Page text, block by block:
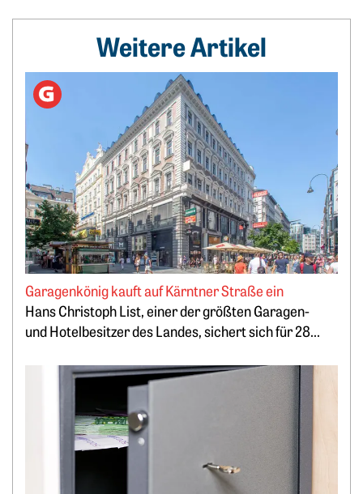
Weitere Artikel
Garagenkönig kauft auf Kärntner Straße ein
Hans Christoph List, einer der größten Garagen-
und Hotelbesitzer des Landes, sichert sich für 28...
Weiterlesen: Garagenkönig kauft auf Kärntner Straße ein
Weiterlesen: Lukrativ Geld parken